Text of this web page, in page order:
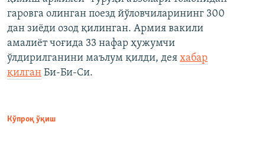
гаровга олинган поезд йўловчиларининг 300
дан зиёди озод қилинган. Армия вакили
амалиёт чоғида 33 нафар ҳужумчи
ўлдирилганини маълум қилди, дея хабар
қилган Би-Би-Си.
Кўпроқ ўқиш